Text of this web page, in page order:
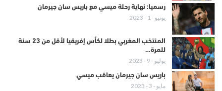
رسميا: نهاية رحلة ميسي مع باريس سان جيرمان
يونيو - 1 - 2023
المنتخب المغربي بطلا لكأس إفريقيا لأقل من 23 سنة
للمرة…
يوليو - 9 - 2023
باريس سان جيرمان يعاقب ميسي
مايو - 3 - 2023